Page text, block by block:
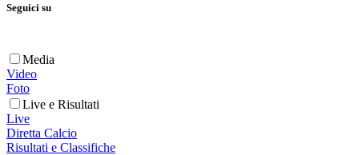
Seguici su
Media
Video
Foto
Live e Risultati
Live
Diretta Calcio
Risultati e Classifiche